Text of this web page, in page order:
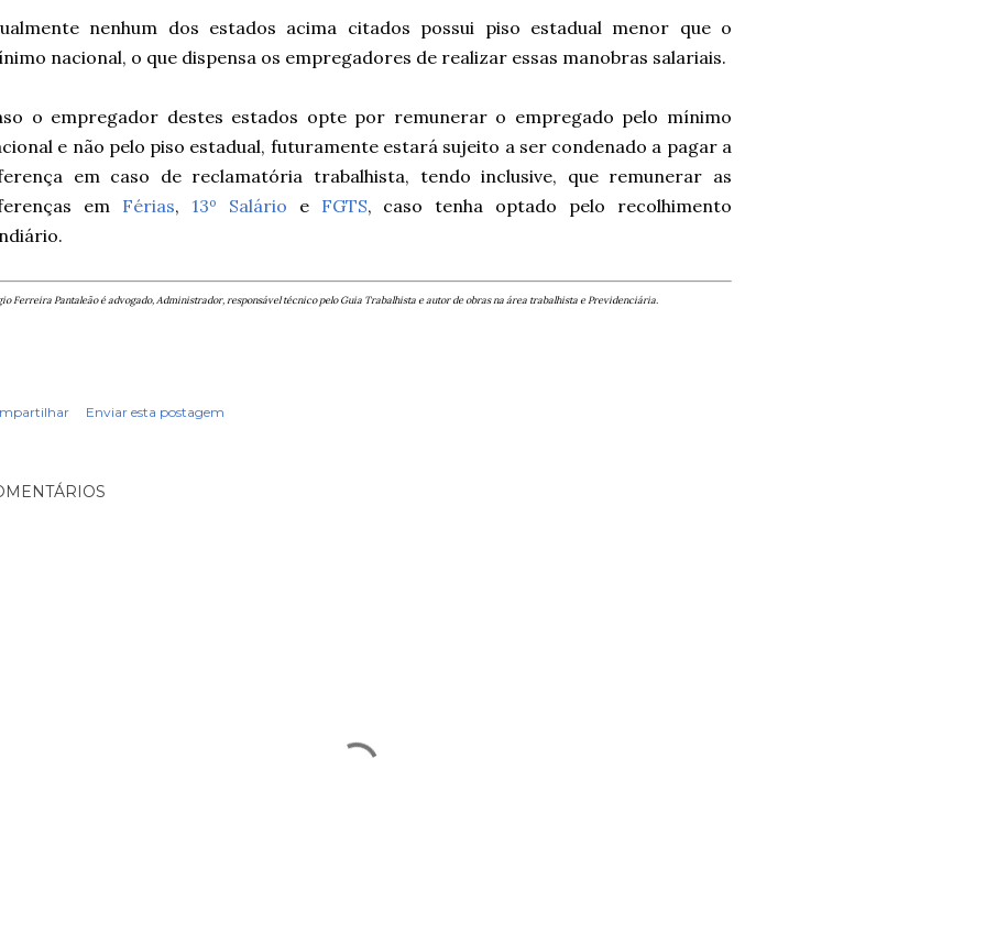
nenhum dos estados acima citados possui piso estadual menor que o
nacional, o que dispensa os empregadores de realizar essas manobras salariais.
o empregador destes estados opte por remunerar o empregado pelo mínimo
e não pelo piso estadual, futuramente estará sujeito a ser condenado a pagar a
em caso de reclamatória trabalhista, tendo inclusive, que remunerar as
em Férias, 13º Salário e FGTS, caso tenha optado pelo recolhimento
Ferreira Pantaleão é advogado, Administrador, responsável técnico pelo Guia Trabalhista e autor de obras na área trabalhista e Previdenciária.
Enviar esta postagem